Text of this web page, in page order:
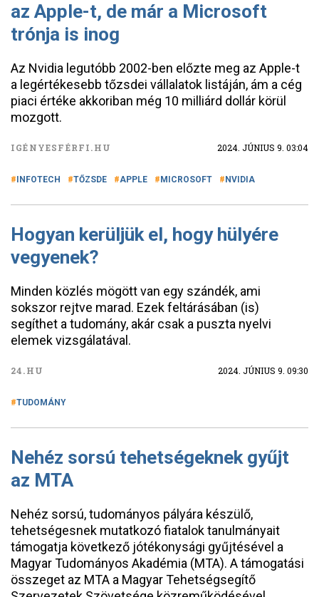
az Apple-t, de már a Microsoft
trónja is inog
Az Nvidia legutóbb 2002-ben előzte meg az Apple-t
a legértékesebb tőzsdei vállalatok listáján, ám a cég
piaci értéke akkoriban még 10 milliárd dollár körül
mozgott.
IGÉNYESFÉRFI.HU 2024. JÚNIUS 9. 03:04
INFOTECH TŐZSDE APPLE MICROSOFT NVIDIA
Hogyan kerüljük el, hogy hülyére
vegyenek?
Minden közlés mögött van egy szándék, ami
sokszor rejtve marad. Ezek feltárásában (is)
segíthet a tudomány, akár csak a puszta nyelvi
elemek vizsgálatával.
24.HU 2024. JÚNIUS 9. 09:30
TUDOMÁNY
Nehéz sorsú tehetségeknek gyűjt
az MTA
Nehéz sorsú, tudományos pályára készülő,
tehetségesnek mutatkozó fiatalok tanulmányait
támogatja következő jótékonysági gyűjtésével a
Magyar Tudományos Akadémia (MTA). A támogatási
összeget az MTA a Magyar Tehetségsegítő